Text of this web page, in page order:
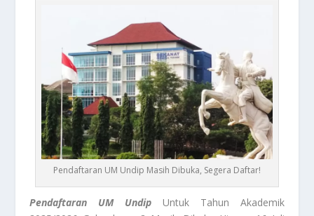
Pendaftaran UM Undip Masih Dibuka, Segera Daftar!
Pendaftaran UM Undip Untuk Tahun Akademik